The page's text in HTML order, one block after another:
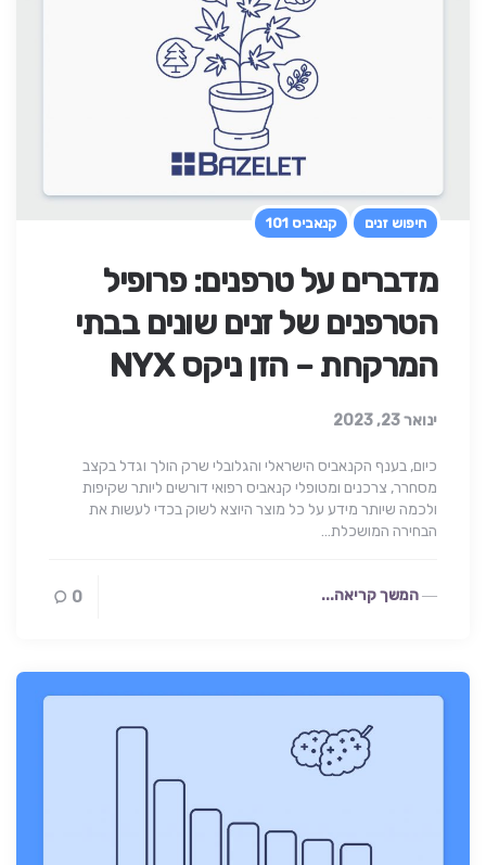
חיפוש זנים קנאביס 101
מדברים על טרפנים: פרופיל
הטרפנים של זנים שונים בבתי
המרקחת – הזן ניקס NYX
ינואר 23, 2023
כיום, בענף הקנאביס הישראלי והגלובלי שרק הולך וגדל בקצב
מסחרר, צרכנים ומטופלי קנאביס רפואי דורשים ליותר שקיפות
ולכמה שיותר מידע על כל מוצר היוצא לשוק בכדי לעשות את
הבחירה המושכלת…
המשך קריאה... 0